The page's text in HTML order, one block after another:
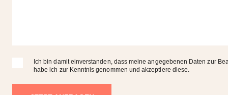
Ich bin damit einverstanden, dass meine angegebenen Daten zur
habe ich zur Kenntnis genommen und akzeptiere diese.